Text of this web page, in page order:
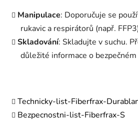
Manipulace: Doporučuje se
rukavic a respirátorů (např.
Skladování: Skladujte v suchu.
důležité informace o
Technicky-list-Fiberfrax-
Bezpecnostni-list-Fiberfrax-S